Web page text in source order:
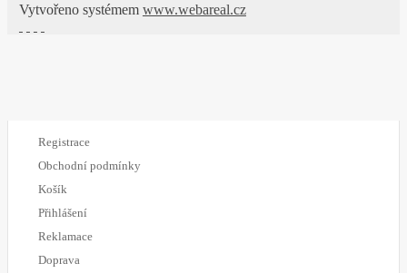
Vytvořeno systémem www.webareal.cz
Registrace
Obchodní podmínky
Košík
Přihlášení
Reklamace
Doprava